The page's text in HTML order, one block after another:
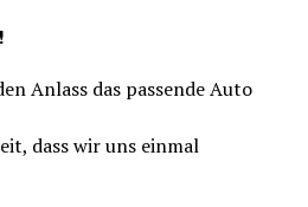
Anlass das pas­sen­de Auto
dass wir uns ein­mal